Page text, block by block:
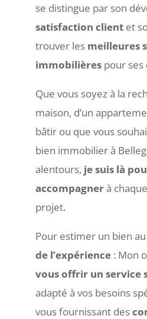
se distingue par son
satisfaction clientet
trouver les meilleures
immobilièrespour ses
Que vous soyez à la
maison, d’un
bâtir ou que vous
bien immobilier à
alentours, je suis là
accompagnerà
projet.
Pour estimer un bien
de l’expérience: Mon
vous offrir un service
adapté à vos besoins
vous fournissant des